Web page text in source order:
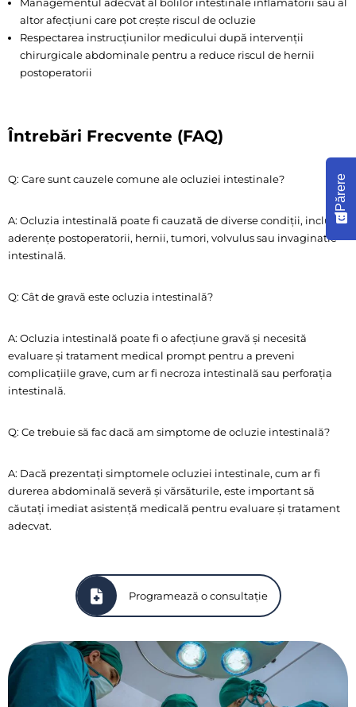
altor afecțiuni care pot crește riscul de ocluzie
Respectarea instrucțiunilor medicului după intervenții
chirurgicale abdominale pentru a reduce riscul de hernii
postoperatorii
Întrebări Frecvente (FAQ)
Q: Care sunt cauzele comune ale ocluziei intestinale?
A: Ocluzia intestinală poate fi cauzată de diverse condiții, inclusiv
aderențe postoperatorii, hernii, tumori, volvulus sau invaginatie
intestinală.
Q: Cât de gravă este ocluzia intestinală?
A: Ocluzia intestinală poate fi o afecțiune gravă și necesită
evaluare și tratament medical prompt pentru a preveni
complicațiile grave, cum ar fi necroza intestinală sau perforația
intestinală.
Q: Ce trebuie să fac dacă am simptome de ocluzie intestinală?
A: Dacă prezentați simptomele ocluziei intestinale, cum ar fi
durerea abdominală severă și vărsăturile, este important să
căutați imediat asistență medicală pentru evaluare și tratament
adecvat.
Programează o consultație
Părere